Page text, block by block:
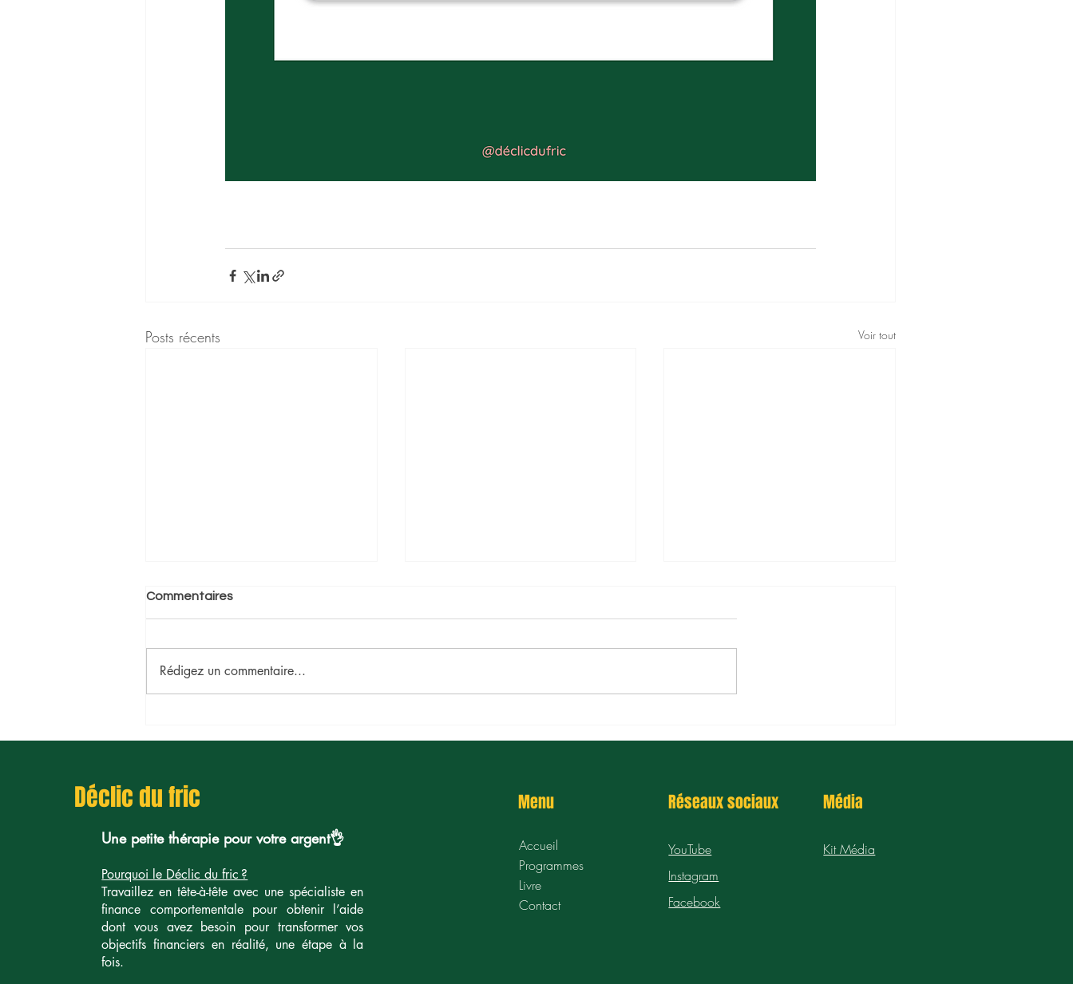
Posts récents Voir tout
Commentaires
Rédigez un commentaire...
Déclic du fric
Une petite thérapie pour votre argent👌
Pourquoi le Déclic du fric ?
Travaillez en tête-à-tête avec une spécialiste en
finance comportementale pour obtenir l’aide
dont vous avez besoin pour transformer vos
objectifs financiers en réalité, une étape à la
fois.
Menu
Accueil
Programmes
Livre
Contact
Réseaux sociaux
YouTube
Instagram
Facebook
Média
Kit Média